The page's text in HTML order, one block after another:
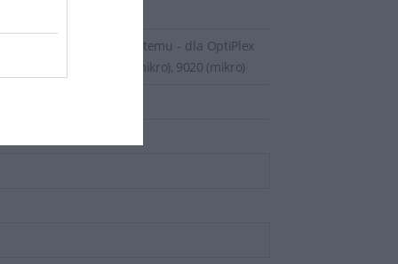
Podstawa biurkowa systemu - dla OptiPlex
5070, 5080, 7040, 7050 (mikro), 9020 (mikro)